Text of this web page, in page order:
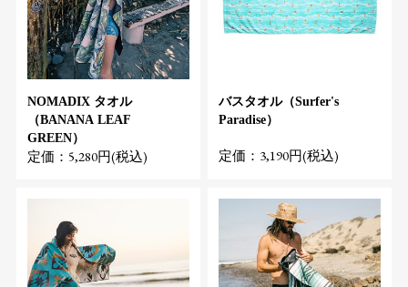
NOMADIX タオル
（BANANA LEAF
GREEN）
定価：5,280円(税込)
バスタオル（Surfer's
Paradise）
定価：3,190円(税込)